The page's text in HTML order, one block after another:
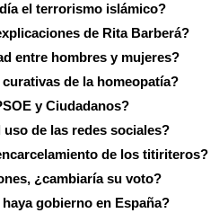
el terrorismo islámico?
de Rita Barberá?
entre hombres y mujeres?
de la homeopatía?
y Ciudadanos?
uso de las redes sociales?
de los titiriteros?
¿cambiaría su voto?
gobierno en España?